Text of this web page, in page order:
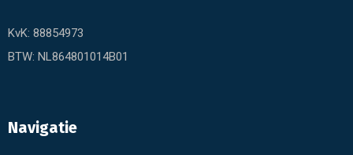
KvK: 88854973
BTW: NL864801014B01
Navigatie